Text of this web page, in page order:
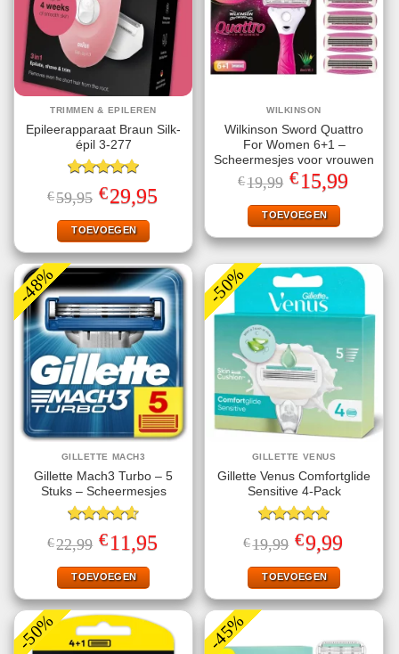
TRIMMEN & EPILEREN
Epileerapparaat Braun Silk-
épil 3-277
Gewaardeerd
5.00uit 5
€59,95 Oorspronkelijke
prijs
was:
€59,95.
€29,95prijs
TOEVOEGEN
WILKINSON
Wilkinson Sword Quattro
For Women 6+1 –
Scheermesjes voor vrouwen
€19,99 Oorspronkelijke
prijs
was:
€19,99.
€15,99Huidige
prijs
TOEVOEGEN
-48%
GILLETTE MACH3
Gillette Mach3 Turbo – 5
Stuks – Scheermesjes
Gewaardeerd
4.60uit 5
€22,99 Oorspronkelijke
prijs
was:
€22,99.
€11,95prijs
TOEVOEGEN
-50%
GILLETTE VENUS
Gillette Venus Comfortglide
Sensitive 4-Pack
Gewaardeerd
5.00uit 5
€19,99 Oorspronkelijke
prijs
was:
€19,99.
€9,99Huidige
prijs
TOEVOEGEN
-50% -45%